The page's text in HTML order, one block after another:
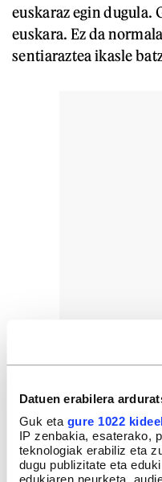
Datuen erabilera
Guk eta gure 1022
IP zenbakia, esaterako,
teknologiak erabiliz eta
dugu publizitate eta
euskaraz egin dugula.
euskara. Ez da
sentiaraztea ikasle